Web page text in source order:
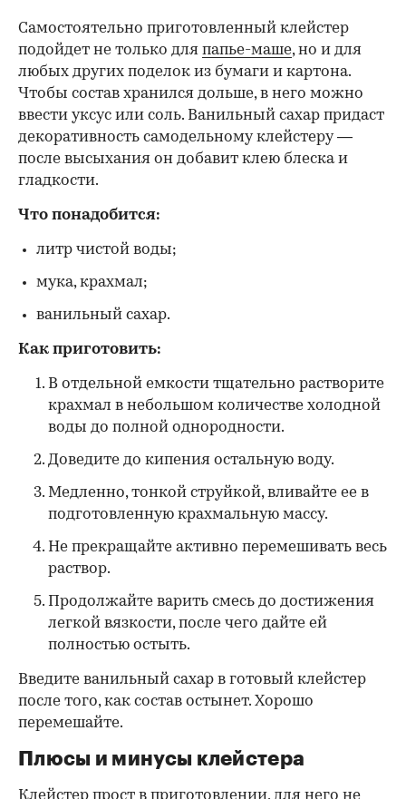
Самостоятельно приготовленный клейстер
подойдет не только для папье-маше, но и для
любых других поделок из бумаги и картона.
Чтобы состав хранился дольше, в него можно
ввести уксус или соль. Ванильный сахар придаст
декоративность самодельному клейстеру —
после высыхания он добавит клею блеска и
гладкости.
Что понадобится:
литр чистой воды;
мука, крахмал;
ванильный сахар.
Как приготовить:
В отдельной емкости тщательно растворите
крахмал в небольшом количестве холодной
воды до полной однородности.
Доведите до кипения остальную воду.
Медленно, тонкой струйкой, вливайте ее в
подготовленную крахмальную массу.
Не прекращайте активно перемешивать весь
раствор.
Продолжайте варить смесь до достижения
легкой вязкости, после чего дайте ей
полностью остыть.
Введите ванильный сахар в готовый клейстер
после того, как состав остынет. Хорошо
перемешайте.
Плюсы и минусы клейстера
Клейстер прост в приготовлении, для него не